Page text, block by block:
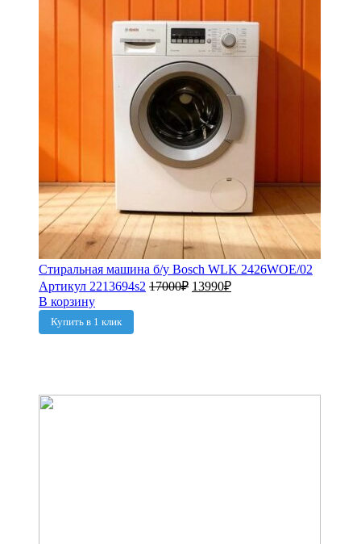
Стиральная машина б/у Bosch WLK 2426WOE/02
Артикул 2213694s2 17000₽ 13990₽
В корзину
Купить в 1 клик